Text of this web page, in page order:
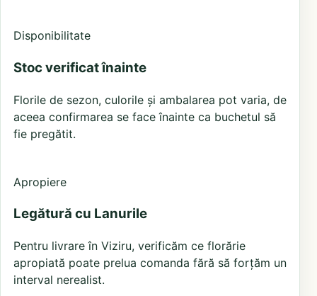
Disponibilitate
Stoc verificat înainte
Florile de sezon, culorile și ambalarea pot varia, de
aceea confirmarea se face înainte ca buchetul să
fie pregătit.
Apropiere
Legătură cu Lanurile
Pentru livrare în Viziru, verificăm ce florărie
apropiată poate prelua comanda fără să forțăm un
interval nerealist.